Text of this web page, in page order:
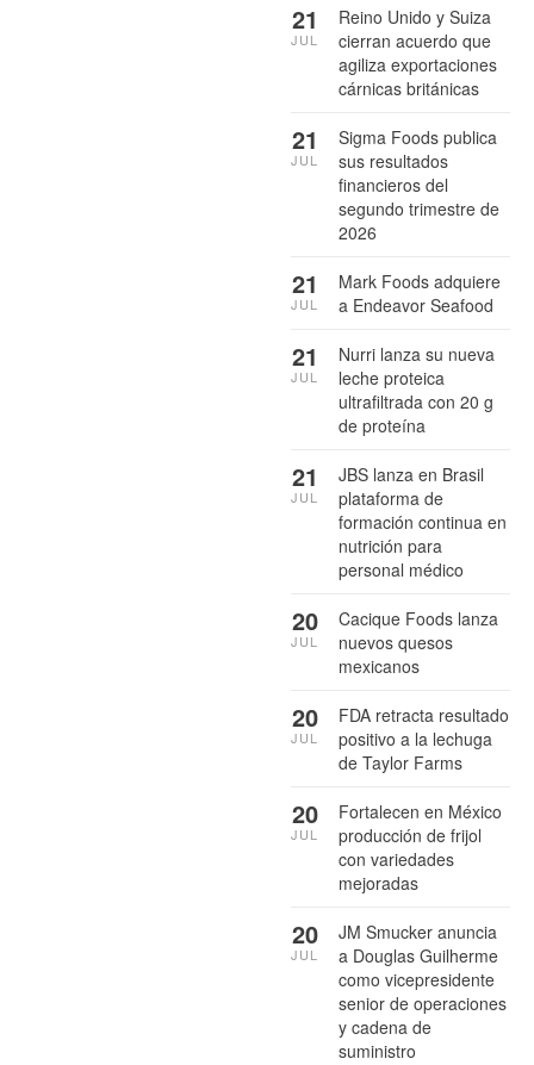
Reino Unido y Suiza
cierran acuerdo que
agiliza exportaciones
cárnicas británicas
21
JUL
Sigma Foods publica
sus resultados
financieros del
segundo trimestre de
2026
21
JUL
Mark Foods adquiere
a Endeavor Seafood
21
JUL
Nurri lanza su nueva
leche proteica
ultrafiltrada con 20 g
de proteína
21
JUL
JBS lanza en Brasil
plataforma de
formación continua en
nutrición para
personal médico
21
JUL
Cacique Foods lanza
nuevos quesos
mexicanos
20
JUL
FDA retracta resultado
positivo a la lechuga
de Taylor Farms
20
JUL
Fortalecen en México
producción de frijol
con variedades
mejoradas
20
JUL
JM Smucker anuncia
a Douglas Guilherme
como vicepresidente
senior de operaciones
y cadena de
suministro
20
JUL